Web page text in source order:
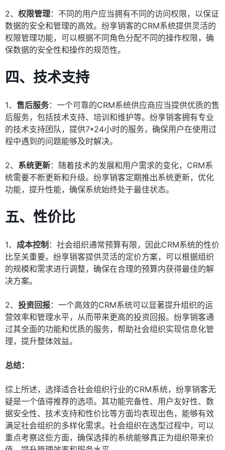
2、 权限管理：不同的用户应当拥有不同的访问权限，以保证
数据的安全和管理的高效。纷享销客的CRM系统提供灵活的
权限管理功能，可以根据不同角色分配不同的操作权限，确
保数据的安全性和操作的规范性。
四、技术支持
1、 售后服务：一个可靠的CRM系统供应商应当提供优质的售
后服务，包括技术支持、培训和维护等。纷享销客拥有专业
的技术支持团队，提供7*24小时的服务，确保用户在使用过
程中遇到的问题能够及时解决。
2、 系统更新：随着技术的发展和用户需求的变化，CRM系
统需要不断更新和升级。纷享销客定期推出系统更新，优化
功能，提升性能，确保系统始终处于最佳状态。
五、性价比
1、 成本控制 ：社会组织通常预算有限，因此CRM系统的性价
比至关重要。纷享销客提供灵活的定价方案，可以根据组织
的规模和需求进行调整，确保在合理的预算内获得最佳的解
决方案。
2、 投资回报：一个高效的CRM系统可以显著提升组织的运
营效率和管理水平，从而带来更高的投资回报。纷享销客通
过其全面的功能和优质的服务，帮助社会组织实现信息化管
理，提升整体效益。
总结：
综上所述，选择适合社会组织行业的CRM系统，纷享销客无
疑是一个值得推荐的选项。其功能完备性、用户友好性、数
据安全性、技术支持和性价比等方面均表现出色，能够有效
满足社会组织的多样化需求。社会组织在选型过程中，可以
重点考察这些方面，确保选择的系统能够真正为组织带来价